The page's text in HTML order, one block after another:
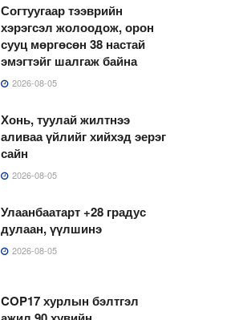
Согтуугаар тээврийн
хэрэгсэл жолоодож, орон
сууц мөргөсөн 38 настай
эмэгтэйг шалгаж байна
2026-08-05
Хонь, туулай жилтнээ
аливаа үйлийг хийхэд эерэг
сайн
2026-08-05
Улаанбаатарт +28 градус
дулаан, үүлшинэ
2026-08-05
COP17 хурлын бэлтгэл